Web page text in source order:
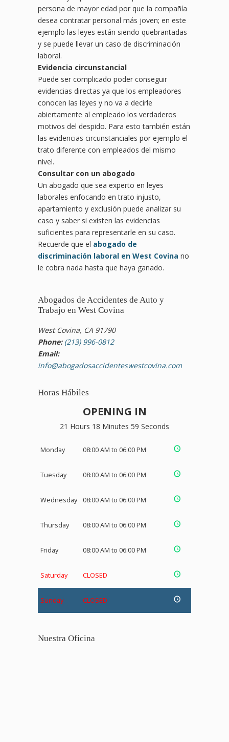
persona de mayor edad por que la compañía
desea contratar personal más joven; en este
ejemplo las leyes están siendo quebrantadas
y se puede llevar un caso de discriminación
laboral.
Evidencia circunstancial
Puede ser complicado poder conseguir
evidencias directas ya que los empleadores
conocen las leyes y no va a decirle
abiertamente al empleado los verdaderos
motivos del despido. Para esto también están
las evidencias circunstanciales por ejemplo el
trato diferente con empleados del mismo
nivel.
Consultar con un abogado
Un abogado que sea experto en leyes
laborales enfocando en trato injusto,
apartamiento y exclusión puede analizar su
caso y saber si existen las evidencias
suficientes para representarle en su caso.
Recuerde que el abogado de
discriminación laboral en West Covina no
le cobra nada hasta que haya ganado.
Abogados de Accidentes de Auto y
Trabajo en West Covina
West Covina, CA 91790
Phone: (213) 996-0812
Email:
info@abogadosaccidenteswestcovina.com
Horas Hábiles
OPENING IN
21 Hours 18 Minutes 58 Seconds
Monday 08:00 AM to 06:00 PM
Tuesday 08:00 AM to 06:00 PM
Wednesday 08:00 AM to 06:00 PM
Thursday 08:00 AM to 06:00 PM
Friday 08:00 AM to 06:00 PM
Saturday CLOSED
Sunday CLOSED
Nuestra Oficina